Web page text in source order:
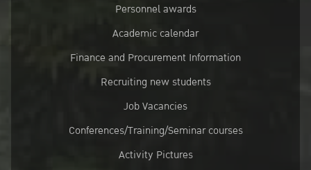
Personnel awards
Academic calendar
Finance and Procurement Information
Recruiting new students
Job Vacancies
Conferences/Training/Seminar courses
Activity Pictures